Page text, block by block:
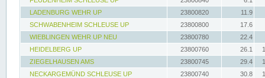
LADENBURG WEHR UP
23800820
11.9
SCHWABENHEIM SCHLEUSE UP
23800800
17.6
WIEBLINGEN WEHR UP NEU
23800780
22.4
HEIDELBERG UP
23800760 26.1
ZIEGELHAUSEN AMS
23800745 29.4
NECKARGEMÜND SCHLEUSE UP
23800740 30.8